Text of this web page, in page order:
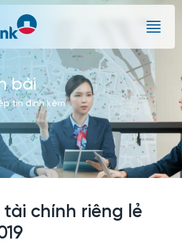
bài
tin đính kèm
tài chính riêng lẻ